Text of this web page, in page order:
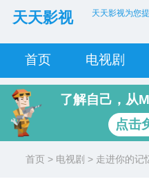
天天影视
天天影视为您
首页 电视剧
了解自己，从
点击
首页 > 电视剧 > 走进你的记